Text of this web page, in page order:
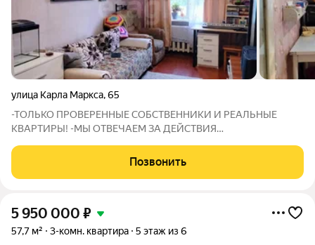
улица Карла Маркса,65
-ТОЛЬКО ПРОВЕРЕННЫЕ СОБСТВЕННИКИ И РЕАЛЬНЫЕ
КВАРТИРЫ! -МЫ ОТВЕЧАЕМ ЗА ДЕЙСТВИЯ
ОБЕСПЕЧИМ ПЕРЕСЕЛЕНИЕ И ФИНАНСОВУЮ ГАРАНТИЮ!
Просторная и светлая трёхкомнатная квартира в самом
Позвонить
5 950 000 ₽
57,7 м² 3-комн. квартира 5 этаж из 6